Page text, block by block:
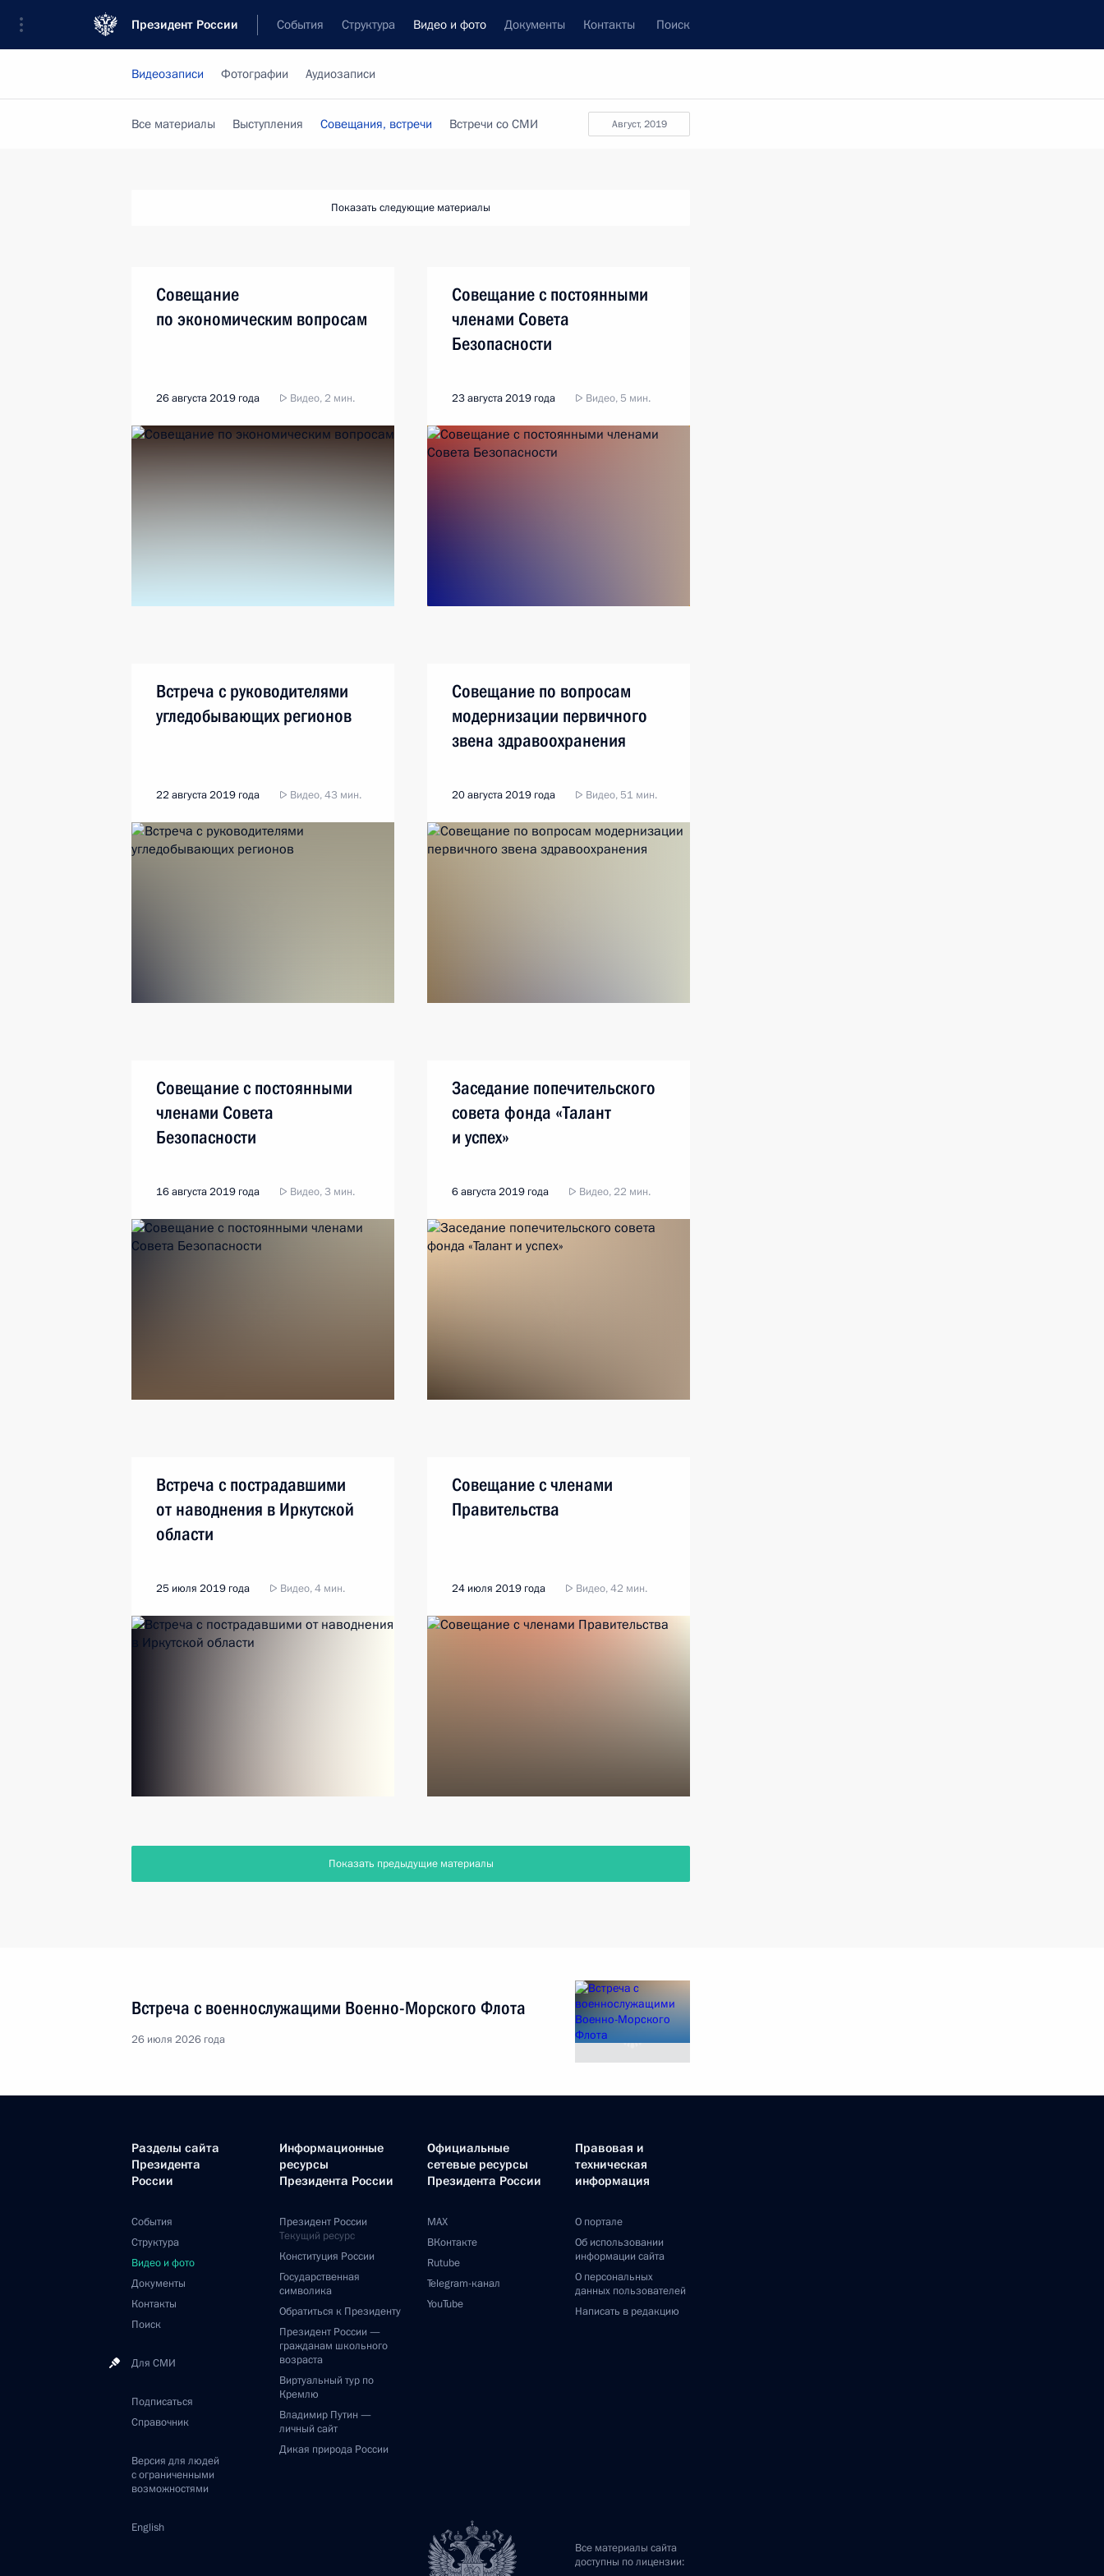
Президент России События Структура Видео и фото Документы Контакты Поиск
Видеозаписи Фотографии Аудиозаписи
август, 2019
Все материалы Выступления Совещания, встречи Встречи со СМИ
Показать следующие материалы
Совещание
по экономическим вопросам
26 августа 2019 года Видео, 2 мин.
Совещание с постоянными
членами Совета
Безопасности
23 августа 2019 года Видео, 5 мин.
Встреча с руководителями
угледобывающих регионов
22 августа 2019 года Видео, 43 мин.
Совещание по вопросам
модернизации первичного
звена здравоохранения
20 августа 2019 года Видео, 51 мин.
Совещание с постоянными
членами Совета
Безопасности
16 августа 2019 года Видео, 3 мин.
Заседание попечительского
совета фонда «Талант
и успех»
6 августа 2019 года Видео, 22 мин.
Встреча с пострадавшими
от наводнения в Иркутской
области
25 июля 2019 года Видео, 4 мин.
Совещание с членами
Правительства
24 июля 2019 года Видео, 42 мин.
Показать предыдущие материалы
Встреча с военнослужащими Военно-Морского Флота
26 июля 2026 года
Разделы сайта
Президента
России
События
Структура
Видео и фото
Документы
Контакты
Поиск
Для СМИ
Подписаться
Справочник
Версия для людей
с ограниченными
возможностями
English
Информационные
ресурсы
Президента России
Президент России
Текущий ресурс
Конституция России
Государственная
символика
Обратиться к Президенту
Президент России —
гражданам школьного
возраста
Виртуальный тур по
Кремлю
Владимир Путин —
личный сайт
Дикая природа России
Официальные
сетевые ресурсы
Президента России
MAX
ВКонтакте
Rutube
Telegram-канал
YouTube
Правовая и
техническая
информация
О портале
Об использовании
информации сайта
О персональных
данных пользователей
Написать в редакцию
Все материалы сайта
доступны по лицензии: